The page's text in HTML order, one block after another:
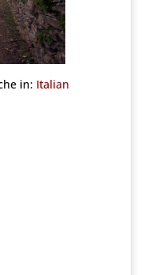
in: Italian